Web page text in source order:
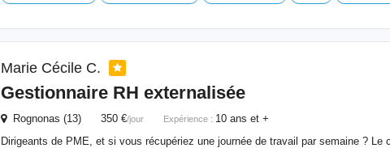
Marie Cécile C.
Gestionnaire RH externalisée
Rognonas (13) 350 €/jour Expérience : 10 ans et +
Dirigeants de PME, et si vous récupériez une journée de travail par semaine ? Le